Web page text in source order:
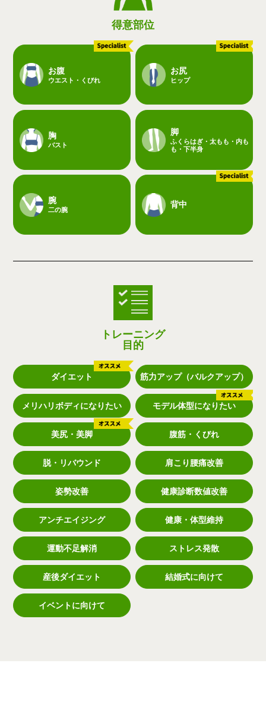
得意部位
お腹
ウエスト・くびれ
お尻
ヒップ
胸
バスト
脚
ふくらはぎ・太もも・内も
も・下半身
腕
二の腕
背中
トレーニング
目的
ダイエット 筋力アップ（バルクアップ）
メリハリボディになりたい モデル体型になりたい
美尻・美脚 腹筋・くびれ
脱・リバウンド 肩こり腰痛改善
姿勢改善 健康診断数値改善
アンチエイジング 健康・体型維持
運動不足解消 ストレス発散
産後ダイエット 結婚式に向けて
イベントに向けて